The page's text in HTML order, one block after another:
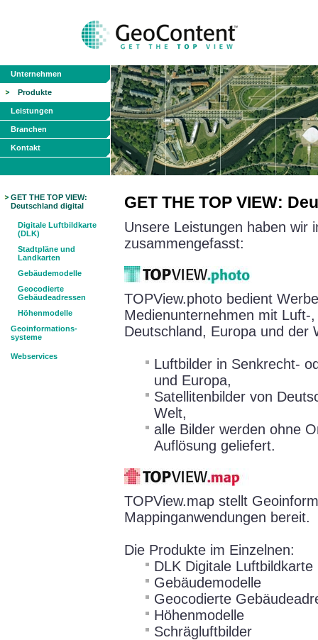
Unternehmen
Produkte
Leistungen
Branchen
Kontakt
GET THE TOP VIEW:
Deutschland digital
Digitale Luftbildkarte
(DLK)
Stadtpläne und
Landkarten
Gebäudemodelle
Geocodierte
Gebäudeadressen
Höhenmodelle
Geoinformations-
systeme
Webservices
GET THE TOP VIEW:
Unsere Leistungen haben wir
zusammengefasst:
TOPView.photo bedient
Medienunternehmen mit Luft-
Deutschland, Europa und der
Luftbilder in Senkrecht-
und Europa,
Satellitenbilder von
Welt,
alle Bilder werden ohne
Auflösung geliefert.
TOPView.map stellt
Mappinganwendungen bereit.
Die Produkte im Einzelnen:
DLK Digitale Luftbildkarte
Gebäudemodelle
Geocodierte
Höhenmodelle
Schrägluftbilder